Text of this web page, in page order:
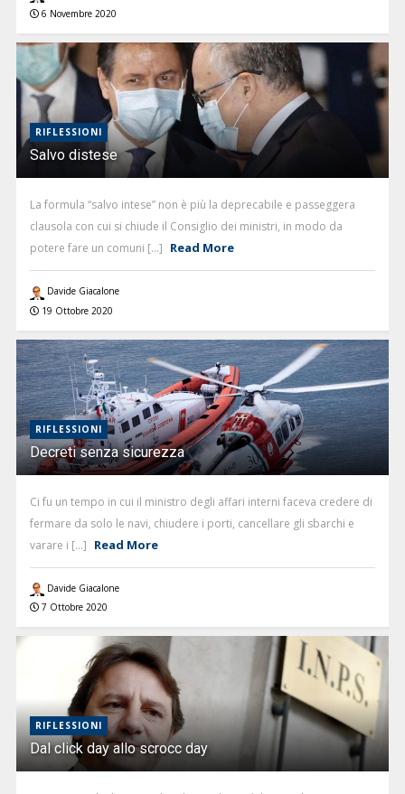
6 Novembre 2020
RIFLESSIONI
Salvo distese
La formula “salvo intese” non è più la deprecabile e passeggera
clausola con cui si chiude il Consiglio dei ministri, in modo da
potere fare un comuni [...] Read More
Davide Giacalone
19 Ottobre 2020
RIFLESSIONI
Decreti senza sicurezza
Ci fu un tempo in cui il ministro degli affari interni faceva credere di
fermare da solo le navi, chiudere i porti, cancellare gli sbarchi e
varare i [...] Read More
Davide Giacalone
7 Ottobre 2020
RIFLESSIONI
Dal click day allo scrocc day